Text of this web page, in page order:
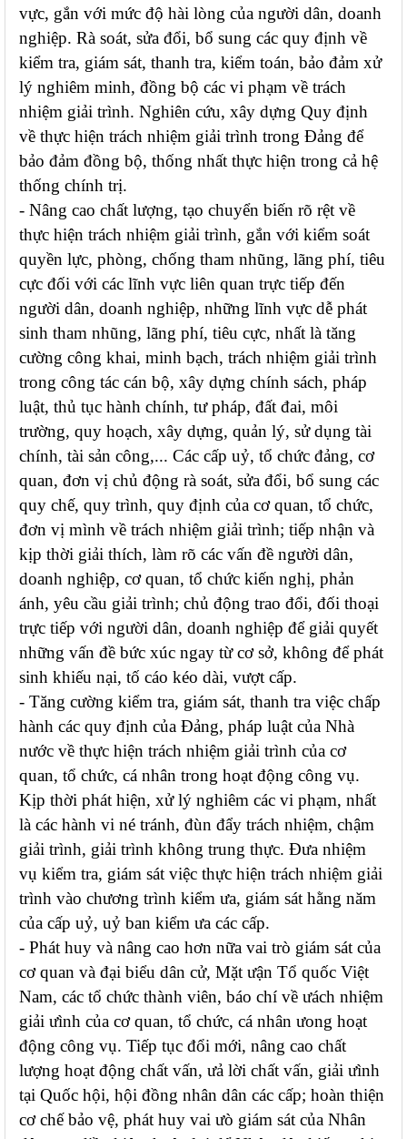
vực, gắn với mức độ hài lòng của người dân, doanh
nghiệp. Rà soát, sửa đổi, bổ sung các quy định về
kiểm tra, giám sát, thanh tra, kiểm toán, bảo đảm xử
lý nghiêm minh, đồng bộ các vi phạm về trách
nhiệm giải trình. Nghiên cứu, xây dựng Quy định
về thực hiện trách nhiệm giải trình trong Đảng để
bảo đảm đồng bộ, thống nhất thực hiện trong cả hệ
thống chính trị.
- Nâng cao chất lượng, tạo chuyển biến rõ rệt về
thực hiện trách nhiệm giải trình, gắn với kiểm soát
quyền lực, phòng, chống tham nhũng, lãng phí, tiêu
cực đối với các lĩnh vực liên quan trực tiếp đến
người dân, doanh nghiệp, những lĩnh vực dễ phát
sinh tham nhũng, lãng phí, tiêu cực, nhất là tăng
cường công khai, minh bạch, trách nhiệm giải trình
trong công tác cán bộ, xây dựng chính sách, pháp
luật, thủ tục hành chính, tư pháp, đất đai, môi
trường, quy hoạch, xây dựng, quản lý, sử dụng tài
chính, tài sản công,... Các cấp uỷ, tổ chức đảng, cơ
quan, đơn vị chủ động rà soát, sửa đổi, bổ sung các
quy chế, quy trình, quy định của cơ quan, tổ chức,
đơn vị mình về trách nhiệm giải trình; tiếp nhận và
kịp thời giải thích, làm rõ các vấn đề người dân,
doanh nghiệp, cơ quan, tổ chức kiến nghị, phản
ánh, yêu cầu giải trình; chủ động trao đổi, đối thoại
trực tiếp với người dân, doanh nghiệp để giải quyết
những vấn đề bức xúc ngay từ cơ sở, không để phát
sinh khiếu nại, tố cáo kéo dài, vượt cấp.
- Tăng cường kiểm tra, giám sát, thanh tra việc chấp
hành các quy định của Đảng, pháp luật của Nhà
nước về thực hiện trách nhiệm giải trình của cơ
quan, tổ chức, cá nhân trong hoạt động công vụ.
Kịp thời phát hiện, xử lý nghiêm các vi phạm, nhất
là các hành vi né tránh, đùn đẩy trách nhiệm, chậm
giải trình, giải trình không trung thực. Đưa nhiệm
vụ kiểm tra, giám sát việc thực hiện trách nhiệm giải
trình vào chương trình kiểm ưa, giám sát hằng năm
của cấp uỷ, uỷ ban kiểm ưa các cấp.
- Phát huy và nâng cao hơn nữa vai trò giám sát của
cơ quan và đại biểu dân cử, Mặt ưận Tổ quốc Việt
Nam, các tổ chức thành viên, báo chí về ưách nhiệm
giải ưình của cơ quan, tổ chức, cá nhân ưong hoạt
động công vụ. Tiếp tục đổi mới, nâng cao chất
lượng hoạt động chất vấn, ưả lời chất vấn, giải ưình
tại Quốc hội, hội đồng nhân dân các cấp; hoàn thiện
cơ chế bảo vệ, phát huy vai ưò giám sát của Nhân